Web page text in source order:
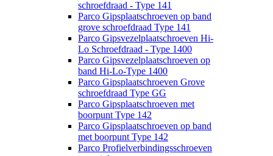
schroefdraad - Type 141
Parco Gipsplaatschroeven op band
grove schroefdraad Type 141
Parco Gipsvezelplaatschroeven Hi-
Lo Schroefdraad - Type 1400
Parco Gipsvezelplaatschroeven op
band Hi-Lo-Type 1400
Parco Gipsplaatschroeven Grove
schroefdraad Type GG
Parco Gipsplaatschroeven met
boorpunt Type 142
Parco Gipsplaatschroeven op band
met boorpunt Type 142
Parco Profielverbindingsschroeven